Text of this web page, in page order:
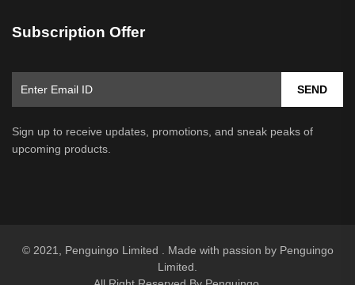
Subscription Offer
SEND
Sign up to receive updates, promotions, and sneak peaks of
upcoming products.
© 2021, Penguingo Limited . Made with passion by Penguingo
Limited.